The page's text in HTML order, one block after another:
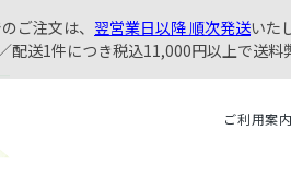
ご注文は、 翌営業日以降 順次発送いた
配送1件につき税込11,000円以上で送
ご利用案内